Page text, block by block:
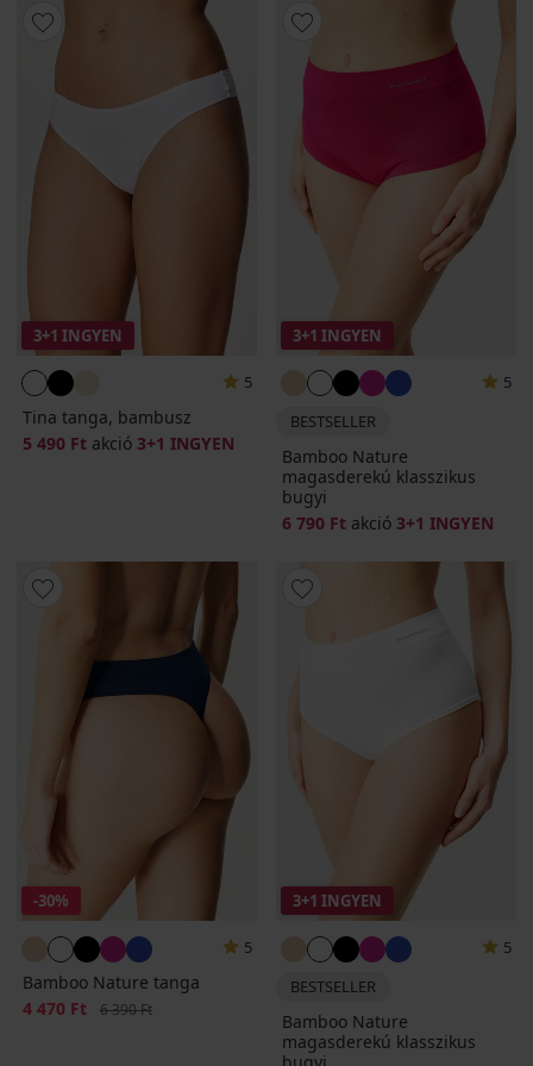
3+1 INGYEN
5
Tina tanga, bambusz
5 490 Ft akció 3+1 INGYEN
3+1 INGYEN
5
BESTSELLER
Bamboo Nature
magasderekú klasszikus
bugyi
6 790 Ft akció 3+1 INGYEN
-30%
5
Bamboo Nature tanga
Kedvezmény
4 470 Ft Eredeti ár
6 390 Ft
3+1 INGYEN
5
BESTSELLER
Bamboo Nature
magasderekú klasszikus